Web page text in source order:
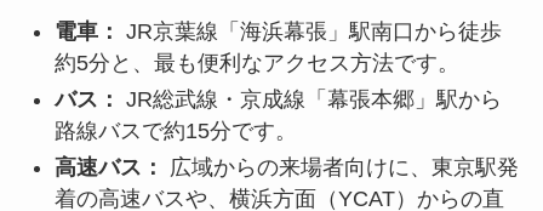
していますが、会期中の混雑を避けるための工夫
が求められます。特に、SNS上ではアクセスや混
雑に関する関心が高く、事前の情報収集が快適な
来場に繋がります。